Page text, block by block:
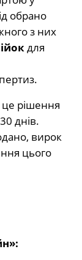
обрано
з них
для
рішення
днів.
вирок
цього